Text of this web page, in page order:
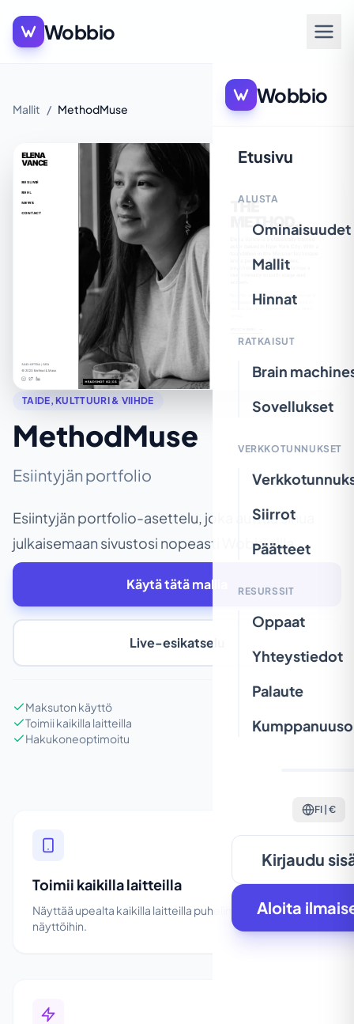
Wobbio
Wobbio
Etusivu
ALUSTA
Ominaisuudet
Mallit
Hinnat
RATKAISUT
Brain
Sovellukset
VERKKOTUNNUKSET
Siirrot
Päätteet
RESURSSIT
Oppaat
Yhteystiedot
Palaute
FI | €
Kirjaudu
Aloita
Mallit / MethodMuse
TAIDE, KULTTUURI & VIIHDE
MethodMuse
Esiintyjän portfolio
Esiintyjän portfolio-asettelu, joka auttaa sinua
julkaisemaan sivustosi nopeasti Wobbioilla.
Käytä tätä mallia
Live-esikatselu
Maksuton käyttö
Toimii kaikilla laitteilla
Hakukoneoptimoitu
Toimii kaikilla laitteilla
Näyttää upealta kaikilla laitteilla puhelimista suuriin
näyttöihin.